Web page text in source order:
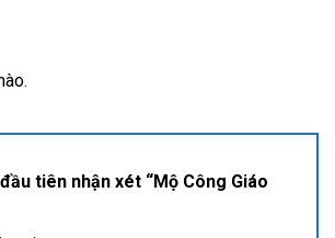
tiên nhận xét “Mộ Công Giáo